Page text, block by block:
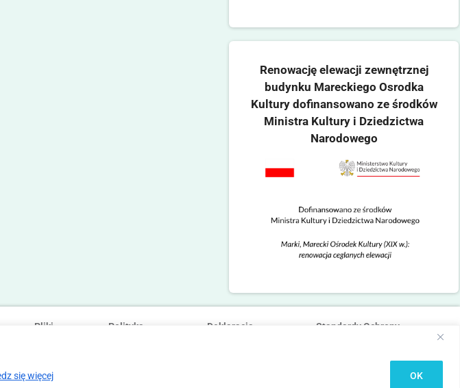
się więcej OK
Renowację elewacji zewnętrznej
budynku Mareckiego Osrodka
Kultury dofinansowano ze środków
Ministra Kultury i Dziedzictwa
Narodowego
Pliki
Polityka
Deklaracja
Standardy Ochrony